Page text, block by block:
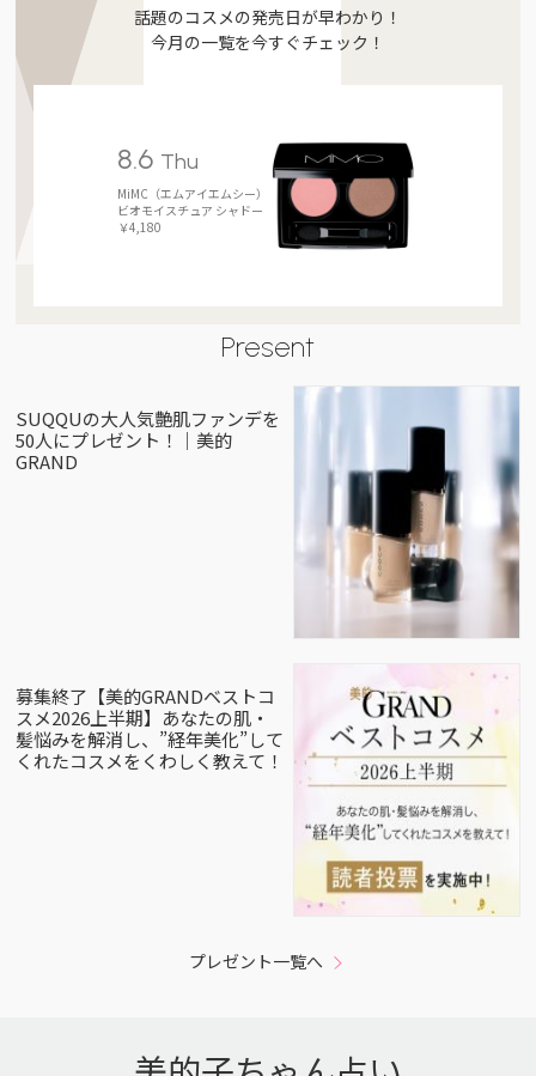
話題のコスメの発売日が早わかり！
今月の一覧を今すぐチェック！
8.6 Thu
MiMC（エムアイエムシー）
ビオモイスチュア シャドー
￥4,180
Present
SUQQUの大人気艶肌ファンデを
50人にプレゼント！｜美的
GRAND
募集終了【美的GRANDベストコ
スメ2026上半期】あなたの肌・
髪悩みを解消し、”経年美化”して
くれたコスメをくわしく教えて！
プレゼント一覧へ